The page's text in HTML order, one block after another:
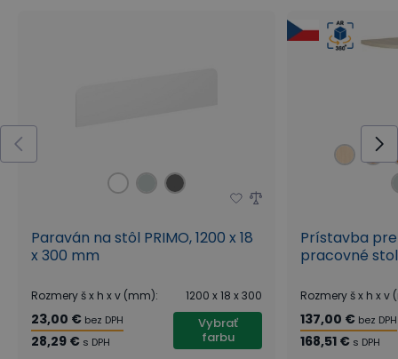
Pokiaľ by ste chceli rozšíriť pracovnú plochu či Váš
stôl ľahko zaguľatiť, kúpte si k stolu klasickú alebo
rohovú prístavbu. Ľahko ju pripojíte k bočnej strane
stolov PRIMO WOOD. Pokiaľ preferujete pri práci
súkromie, odporúčame zakúpiť paraván, ktorý je
vždy prispôsobený podľa konkrétnej šírky stola.
Paraván na stôl PRIMO, 1200 x 18
x 300 mm
Rozmery š x h x v (mm): 1200 x 18 x 300
23,00 € bez DPH
28,29 € s DPH
Vybrať
farbu
Prístavba
pracovné
Rozmery š x h x v
137,00 € bez DPH
168,51 € s DPH